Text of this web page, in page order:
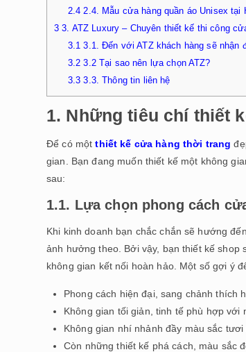
2.4 2.4. Mẫu cửa hàng quần áo Unisex tại
3 3. ATZ Luxury – Chuyên thiết kế thi công
3.1 3.1. Đến với ATZ khách hàng sẽ
3.2 3.2 Tại sao nên lựa chọn ATZ?
3.3 3.3. Thông tin liên hệ
1. Những tiêu chí thiết
Để có mộtthiết kế cửa hàng thời trang
gian. Bạn đang muốn thiết kế một không
sau:
1.1. Lựa chọn phong cách
Khi kinh doanh bạn chắc chắn sẽ hướng
ảnh hưởng theo. Bởi vậy, bạn thiết kế
không gian kết nối hoàn hảo. Một số gợi ý
Phong cách hiện đại, sang chảnh thích
Không gian tối giản, tinh tế phù hợp với
Không gian nhí nhảnh đầy màu sắc
Còn những thiết kế phá cách, màu sắc